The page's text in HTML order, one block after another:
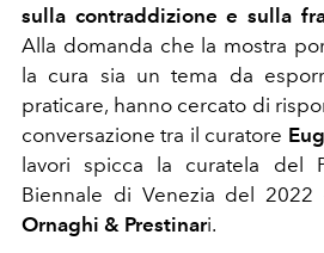
sulla contraddizione e sulla
Alla domanda che la mostra
la cura sia un tema da
praticare, hanno cercato di
conversazione tra il curatore
lavori spicca la curatela del
Biennale di Venezia del
Ornaghi & Prestinari.